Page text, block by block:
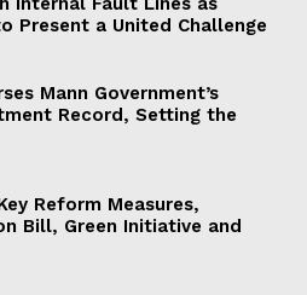
Present a United Challenge
Mann Government’s
Record, Setting the
Reform Measures,
Bill, Green Initiative and